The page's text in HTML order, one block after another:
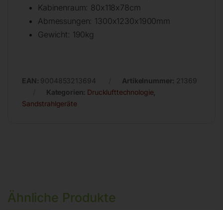
Kabinenraum: 80x118x78cm
Abmessungen: 1300x1230x1900mm
Gewicht: 190kg
EAN: 9004853213694 Artikelnummer: 21369
Kategorien: Drucklufttechnologie
Sandstrahlgeräte
Ähnliche Produkte